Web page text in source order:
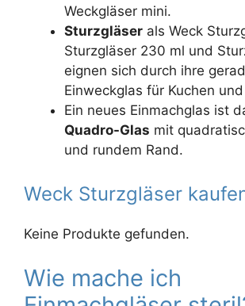
Weckgläser mini.
Sturzgläser als Weck
Sturzgläser 230 ml und
eignen sich durch ihre
Einweckglas für Kuchen
Ein neues Einmachglas ist
Quadro-Glas mit
und rundem Rand.
Weck Sturzgläser
Keine Produkte gefunden.
Wie mache ich